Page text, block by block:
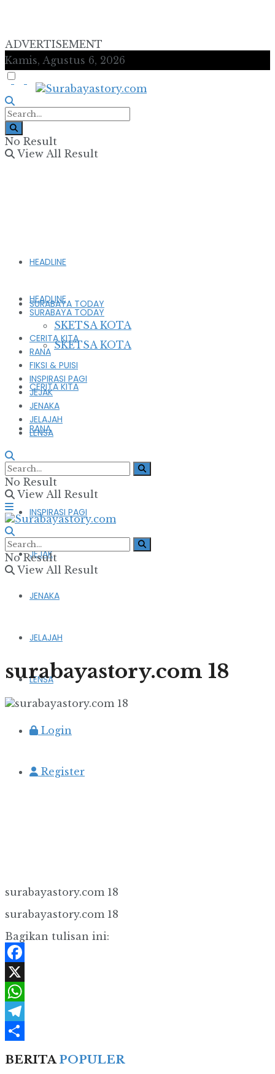
ADVERTISEMENT
Kamis, Agustus 6, 2026
No Result
View All Result
HEADLINE
SURABAYA TODAY
SKETSA KOTA
CERITA KITA
RANA
FIKSI & PUISI
INSPIRASI PAGI
JEJAK
JENAKA
JELAJAH
LENSA
Login
Register
HEADLINE
SURABAYA TODAY
SKETSA KOTA
CERITA KITA
RANA
FIKSI & PUISI
INSPIRASI PAGI
JEJAK
JENAKA
JELAJAH
LENSA
No Result
View All Result
No Result
View All Result
surabayastory.com 18
surabayastory.com 18
surabayastory.com 18
Bagikan tulisan ini:
Facebook
X
WhatsApp
Telegram
BERITAPOPULER